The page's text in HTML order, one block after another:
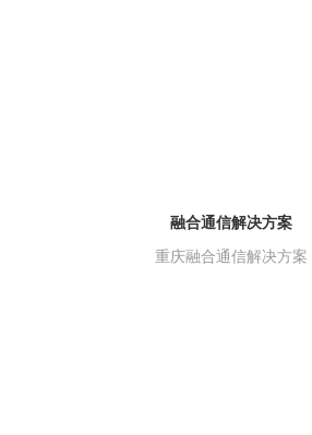
融合通信解决方案
重庆融合通信解决方案